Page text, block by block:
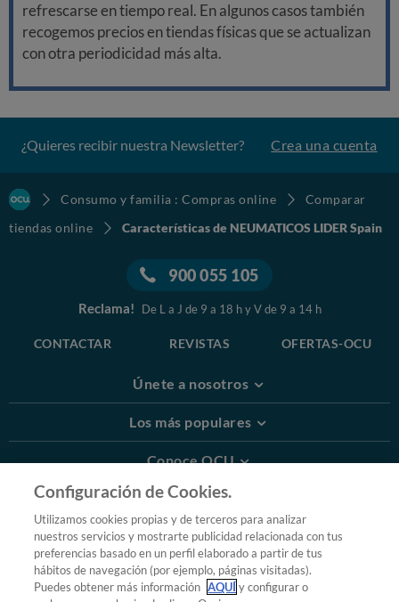
refrescarse en tiempo real. En algunos casos también
recogemos precios en tiendas físicas que se actualizan
con otra periodicidad más alta.
¿Quieres recibir nuestra Newsletter? Crea una cuenta
Consumo y familia : Compras online
Comparar
tiendas online
Características de NEUMATICOS LIDER Spain
900 055 105
Reclama! De L a J de 9 a 18 h y V de 9 a 14 h
CONTACTAR REVISTAS OFERTAS-OCU
Únete a nosotros
Los más populares
Conoce OCU
Más Información
© 2026 OCU
Condiciones generales de contratación de OCU
Política de privacidad
Configuración de Cookies.
Utilizamos cookies propias y de terceros para analizar
nuestros servicios y mostrarte publicidad relacionada con tus
preferencias basado en un perfil elaborado a partir de tus
hábitos de navegación (por ejemplo, páginas visitadas).
Puedes obtener más información AQUÍy configurar o